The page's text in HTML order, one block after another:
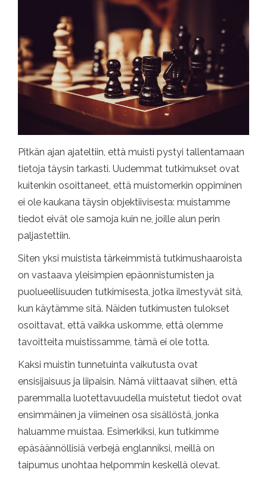
Pitkän ajan ajateltiin, että muisti pystyi tallentamaan
tietoja täysin tarkasti. Uudemmat tutkimukset ovat
kuitenkin osoittaneet, että muistomerkin oppiminen
ei ole kaukana täysin objektiivisesta: muistamme
tiedot eivät ole samoja kuin ne, joille alun perin
paljastettiin.
Siten yksi muistista tärkeimmistä tutkimushaaroista
on vastaava yleisimpien epäonnistumisten ja
puolueellisuuden tutkimisesta, jotka ilmestyvät sitä,
kun käytämme sitä. Näiden tutkimusten tulokset
osoittavat, että vaikka uskomme, että olemme
tavoitteita muistissamme, tämä ei ole totta.
Kaksi muistin tunnetuinta vaikutusta ovat
ensisijaisuus ja liipaisin. Nämä viittaavat siihen, että
paremmalla luotettavuudella muistetut tiedot ovat
ensimmäinen ja viimeinen osa sisällöstä, jonka
haluamme muistaa. Esimerkiksi, kun tutkimme
epäsäännöllisiä verbejä englanniksi, meillä on
taipumus unohtaa helpommin keskellä olevat.